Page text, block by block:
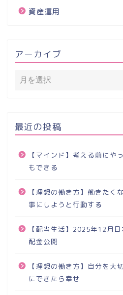
資産運用
アーカイブ
最近の投稿
【マインド】考える前にや
もできる
【理想の働き方】働きたく
事にしようと行動する
【配当生活】2025年12月
配金公開
【理想の働き方】自分を大
にできたら幸せ